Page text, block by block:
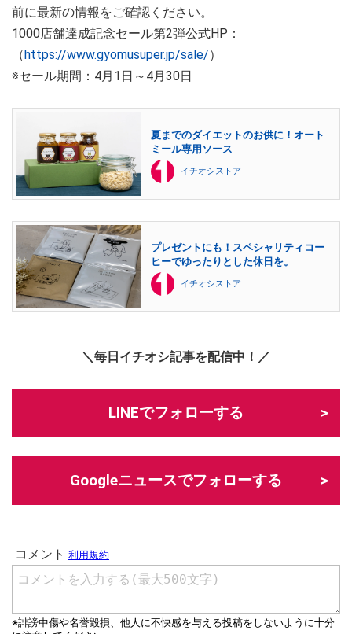
前に最新の情報をご確認ください。
1000店舗達成記念セール第2弾公式HP：
（ https://www.gyomusuper.jp/sale/）
※セール期間：4月1日～4月30日
夏までのダイエットのお供に！オート
ミール専用ソース
イチオシストア
プレゼントにも！スペシャリティコー
ヒーでゆったりとした休日を。
イチオシストア
＼毎日イチオシ記事を配信中！／
LINEでフォローする
Googleニュースでフォローする